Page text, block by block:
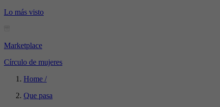
Lo más visto
Marketplace
Círculo de mujeres
Home /
Que pasa